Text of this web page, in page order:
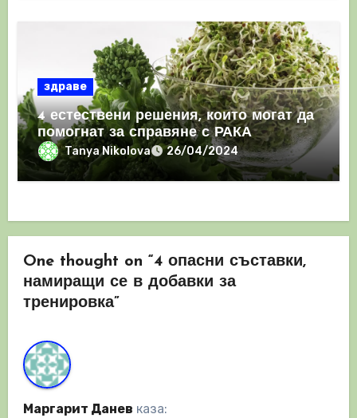
здраве
4 естествени решения, които могат да
помогнат за справяне с РАКА
Tanya Nikolova 26/04/2024
One thought on “4 опасни съставки,
намиращи се в добавки за
тренировка”
Маргарит Данев каза: